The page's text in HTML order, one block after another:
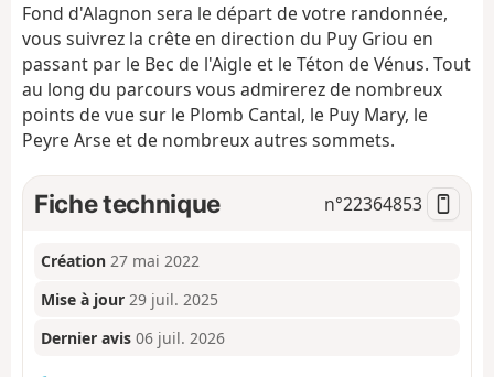
a
Fond d'Alagnon sera le départ de votre randonnée,
vous suivrez la crête en direction du Puy Griou en
passant par le Bec de l'Aigle et le Téton de Vénus. Tout
au long du parcours vous admirerez de nombreux
points de vue sur le Plomb Cantal, le Puy Mary, le
Peyre Arse et de nombreux autres sommets.
Fiche technique n°22364853
Création 27 mai 2022
Mise à jour 29 juil. 2025
Dernier avis 06 juil. 2026